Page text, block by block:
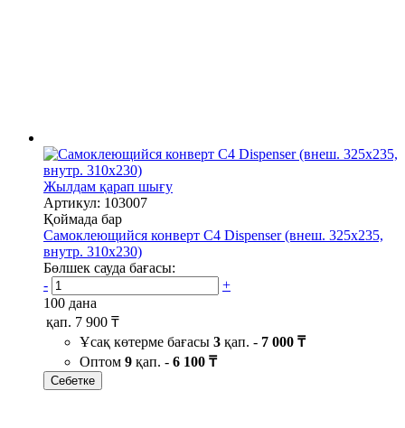
Жылдам қарап шығу
Артикул: 103007
Қоймада бар
Самоклеющийся конверт С4 Dispenser (внеш. 325х235,
внутр. 310х230)
Бөлшек сауда бағасы:
-
+
100 дана
қап. 7 900 ₸
Ұсақ көтерме бағасы 3 қап. - 7 000 ₸
Оптом 9 қап. - 6 100 ₸
Себетке